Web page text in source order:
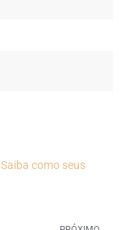
Saiba como seus